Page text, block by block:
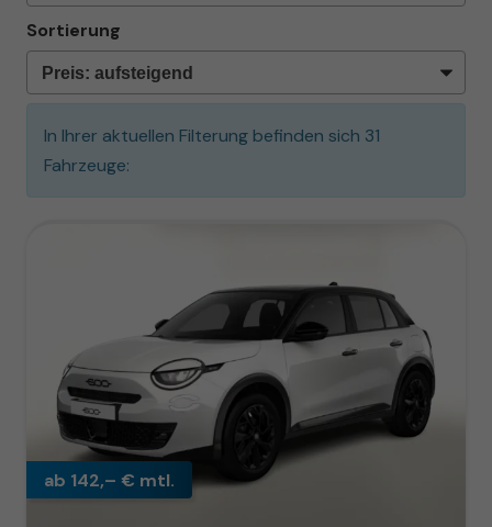
Sortierung
In Ihrer aktuellen Filterung befinden sich 31
Fahrzeuge:
ab 142,– € mtl.